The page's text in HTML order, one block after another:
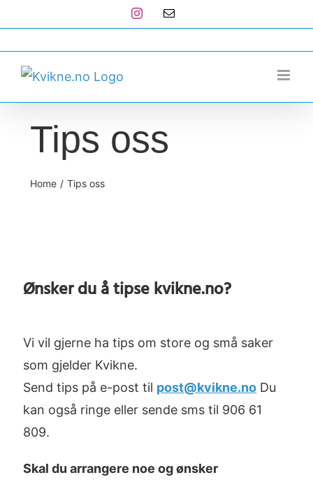
to
content
Instagram
E-
Tips oss
Home Tips oss
Ønsker du å tipse kvikne.no?
Vi vil gjerne ha tips om store og små saker
som gjelder Kvikne.
Send tips på e-post til post@kvikne.no Du
kan også ringe eller sende sms til 906 61
809.
Skal du arrangere noe og ønsker